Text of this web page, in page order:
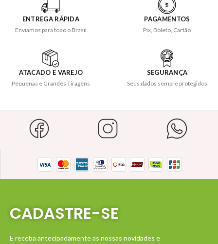
ENTREGA RÁPIDA
Enviamos para todo o Brasil
PAGAMENTOS
Pix, Boleto, Cartão
ATACADO E VAREJO
Pequenas e Grandes Tiragens
SEGURANÇA
Seus dados sempre protegidos
CADASTRE-SE
E receba antecipadamente as nossas novidades e